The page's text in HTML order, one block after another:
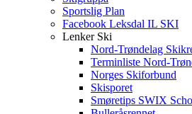
Sportslig Plan
Facebook Leksdal IL SKI
Lenker Ski
Nord-Trøndelag
Terminliste Nord-
Norges Skiforbund
Skisporet
Smøretips SWIX